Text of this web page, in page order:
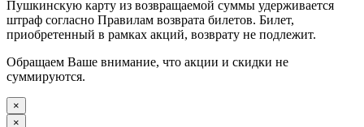
Пушкинскую карту из возвращаемой суммы удерживается
штраф согласно Правилам возврата билетов. Билет,
приобретенный в рамках акций, возврату не подлежит.
Обращаем Ваше внимание, что акции и скидки не
суммируются.
×
×